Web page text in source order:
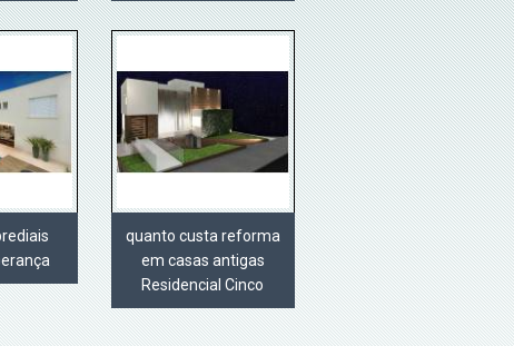
quanto custa reforma
em casas antigas
Residencial Cinco